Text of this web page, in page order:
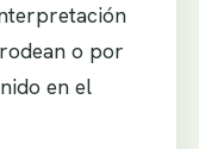
o por
en el